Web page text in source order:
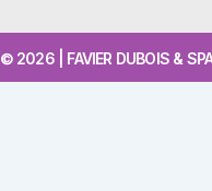
© 2026 | FAVIER DUBOIS &